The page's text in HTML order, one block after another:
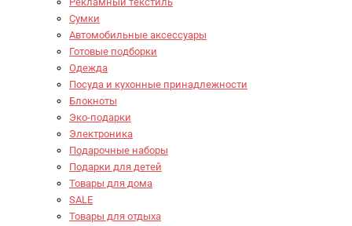
Сумки
Автомобильные аксессуары
Готовые подборки
Одежда
Посуда и кухонные принадлежности
Блокноты
Эко-подарки
Электроника
Подарочные наборы
Подарки для детей
Товары для дома
SALE
Товары для отдыха